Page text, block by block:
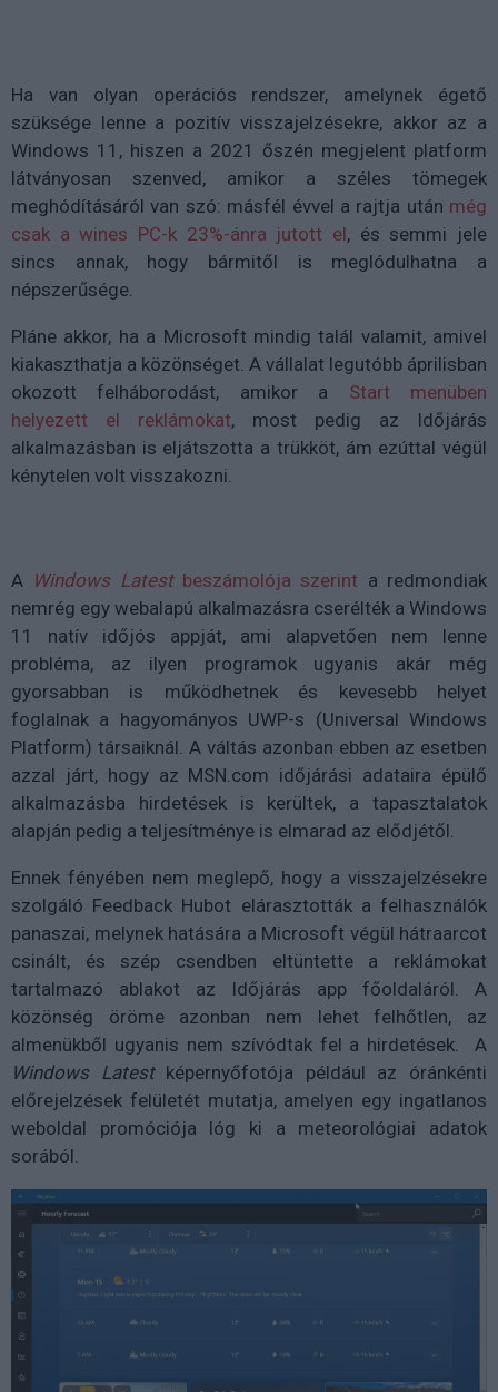
Ha van olyan operációs rendszer, amelynek égető
szüksége lenne a pozitív visszajelzésekre, akkor az a
Windows 11, hiszen a 2021 őszén megjelent platform
látványosan szenved, amikor a széles tömegek
meghódításáról van szó: másfél évvel a rajtja után még
csak a wines PC-k 23%-ánra jutott el, és semmi jele
sincs annak, hogy bármitől is meglódulhatna a
népszerűsége.
Pláne akkor, ha a Microsoft mindig talál valamit, amivel
kiakaszthatja a közönséget. A vállalat legutóbb áprilisban
okozott felháborodást, amikor a Start menüben
helyezett el reklámokat, most pedig az Időjárás
alkalmazásban is eljátszotta a trükköt, ám ezúttal végül
kénytelen volt visszakozni.
A Windows Latestbeszámolója szerint a redmondiak
nemrég egy webalapú alkalmazásra cserélték a Windows
11 natív időjós appját, ami alapvetően nem lenne
probléma, az ilyen programok ugyanis akár még
gyorsabban is működhetnek és kevesebb helyet
foglalnak a hagyományos UWP-s (Universal Windows
Platform) társaiknál. A váltás azonban ebben az esetben
azzal járt, hogy az MSN.com időjárási adataira épülő
alkalmazásba hirdetések is kerültek, a tapasztalatok
alapján pedig a teljesítménye is elmarad az elődjétől.
Ennek fényében nem meglepő, hogy a visszajelzésekre
szolgáló Feedback Hubot elárasztották a felhasználók
panaszai, melynek hatására a Microsoft végül hátraarcot
csinált, és szép csendben eltüntette a reklámokat
tartalmazó ablakot az Időjárás app főoldaláról. A
közönség öröme azonban nem lehet felhőtlen, az
almenükből ugyanis nem szívódtak fel a hirdetések. A
Windows Latestképernyőfotója például az óránkénti
előrejelzések felületét mutatja, amelyen egy ingatlanos
weboldal promóciója lóg ki a meteorológiai adatok
sorából.